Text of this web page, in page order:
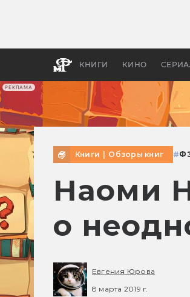
РЕКЛАМА
КНИГИ КИНО
Книги Обзоры книг #
Наоми
о
Евгения Юрова
8 марта 2019 г.